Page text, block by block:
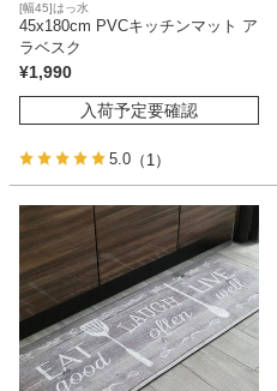
[幅45]はっ水
45x180cm PVCキッチンマット ア
ラベスク
¥1,990
入荷予定要確認
5.0 （1）